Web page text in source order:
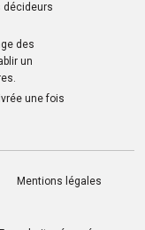
décideurs
des
un
une fois
Mentions légales